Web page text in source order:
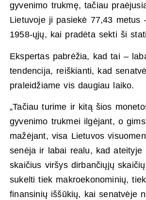
gyvenimo trukmę, tačiau
Lietuvoje ji pasiekė 77,43 metus
1958-ųjų, kai pradėta sekti ši
Ekspertas pabrėžia, kad tai –
tendencija, reiškianti, kad
praleidžiame vis daugiau laiko.
„Tačiau turime ir kitą šios
gyvenimo trukmei ilgėjant, o
mažėjant, visa Lietuvos
senėja ir labai realu, kad ateityje
skaičius viršys dirbančiųjų
sukelti tiek makroekonominių,
finansinių iššūkių, kai senatvėje